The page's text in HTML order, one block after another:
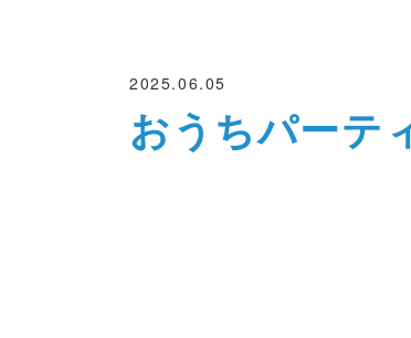
2025.06.05
おうちパーテ